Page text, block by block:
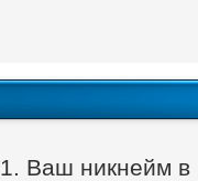
1. Ваш никнейм в